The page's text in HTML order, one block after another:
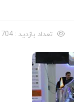
تعداد بازدید : 704 نفر